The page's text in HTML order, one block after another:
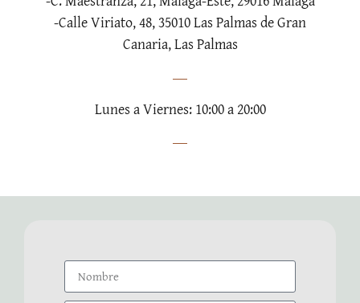
-Calle Viriato, 48, 35010 Las Palmas de Gran
Canaria, Las Palmas
Lunes a Viernes: 10:00 a 20:00